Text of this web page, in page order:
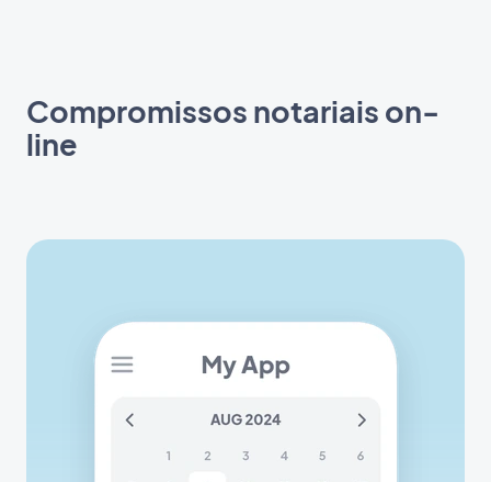
Compromissos notariais on-
line